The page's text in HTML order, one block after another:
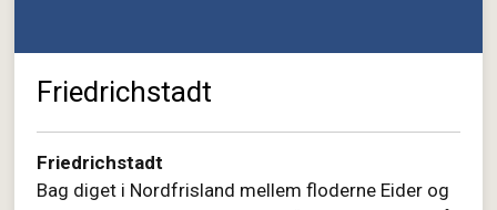
Friedrichstadt
Friedrichstadt
Bag diget i Nordfrisland mellem floderne Eider og